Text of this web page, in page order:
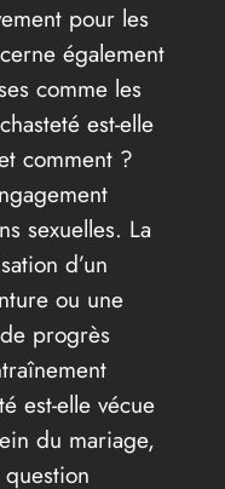
pour les
également
comme les
est-elle
comment ?
sexuelles. La
d’un
ou une
progrès
est-elle vécue
du mariage,